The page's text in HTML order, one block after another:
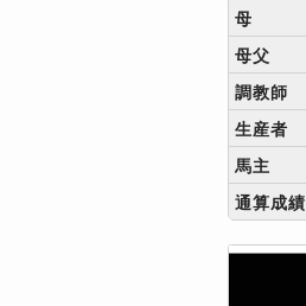
母
母父
調教師
生産者
馬主
通算成績